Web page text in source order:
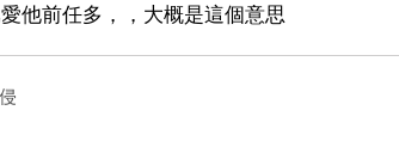
他前任多，，大概是這個意思